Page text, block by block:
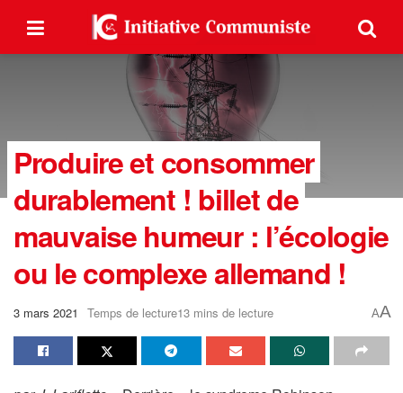
Produire et consommer
durablement ! billet de
mauvaise humeur : l’écologie
ou le complexe allemand !
3 mars 2021 Temps de lecture13 mins de lecture AA